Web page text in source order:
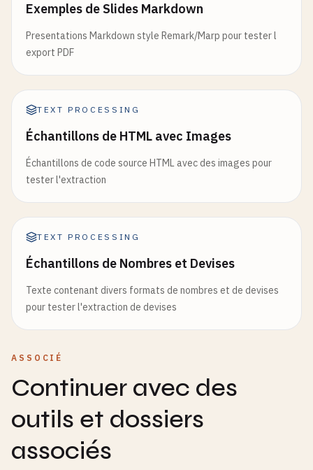
Exemples de Slides Markdown
Presentations Markdown style Remark/Marp pour tester l
export PDF
TEXT PROCESSING
Échantillons de HTML avec Images
Échantillons de code source HTML avec des images pour
tester l'extraction
TEXT PROCESSING
Échantillons de Nombres et Devises
Texte contenant divers formats de nombres et de devises
pour tester l'extraction de devises
ASSOCIÉ
Continuer avec des
outils et dossiers
associés